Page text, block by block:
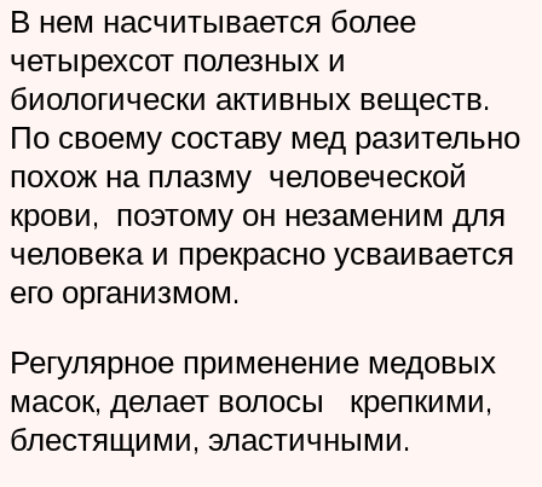
В нем насчитывается более
четырехсот полезных и
биологически активных веществ.
По своему составу мед разительно
похож на плазму человеческой
крови, поэтому он незаменим для
человека и прекрасно усваивается
его организмом.
Регулярное применение медовых
масок, делает волосы крепкими,
блестящими, эластичными.